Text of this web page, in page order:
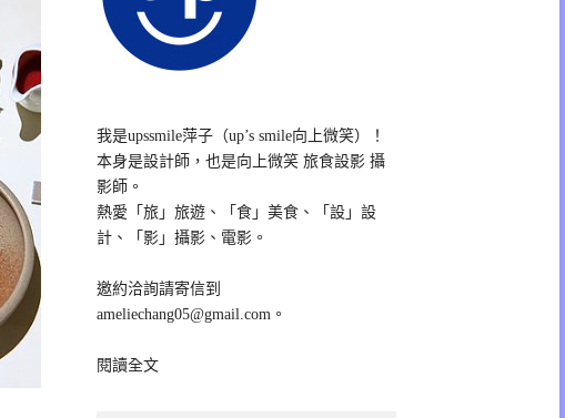
我是upssmile萍子（up’s smile向上微笑）！
本身是設計師，也是向上微笑 旅食設影 攝
影師。
熱愛「旅」旅遊、「食」美食、「設」設
計、「影」攝影、電影。
邀約洽詢請寄信到
ameliechang05@gmail.com。
閱讀全文